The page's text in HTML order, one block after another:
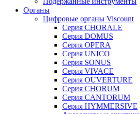
Органы
Цифровые органы Viscount
Серия CHORALE
Серия DOMUS
Серия OPERA
Серия UNICO
Серия SONUS
Серия VIVACE
Серия OUVERTURE
Серия CHORUM
Серия CANTORUM
Серия HYMMERSIVE